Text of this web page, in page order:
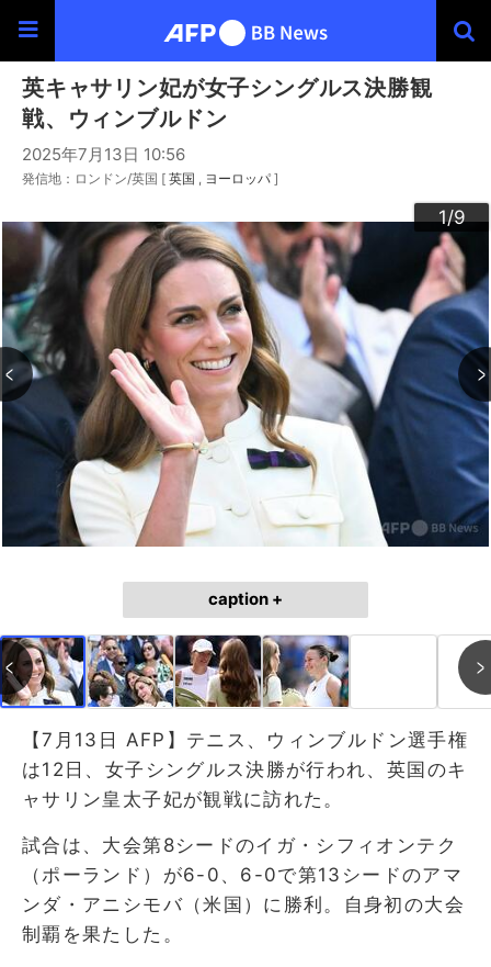
英キャサリン妃が女子シングルス決勝観
戦、ウィンブルドン
2025年7月13日 10:56
発信地：ロンドン/英国 [ 英国 ヨーロッパ ]
1/9
2/9
3/9
4/9
5/9
6/9
7/9
8/9
9/9
caption +
【7月13日 AFP】テニス、ウィンブルドン選手権
は12日、女子シングルス決勝が行われ、英国のキ
ャサリン皇太子妃が観戦に訪れた。
試合は、大会第8シードのイガ・シフィオンテク
（ポーランド）が6-0、6-0で第13シードのアマ
ンダ・アニシモバ（米国）に勝利。自身初の大会
制覇を果たした。